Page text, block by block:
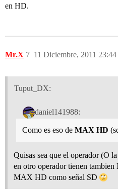
en HD.
Mr.X 11 Diciembre, 2011 23:44
7
Tuput_DX:
daniel141988:
Como es eso de MAX HD
Quisas sea que el operador (O
en otro operador tienen
MAX HD como señal SD